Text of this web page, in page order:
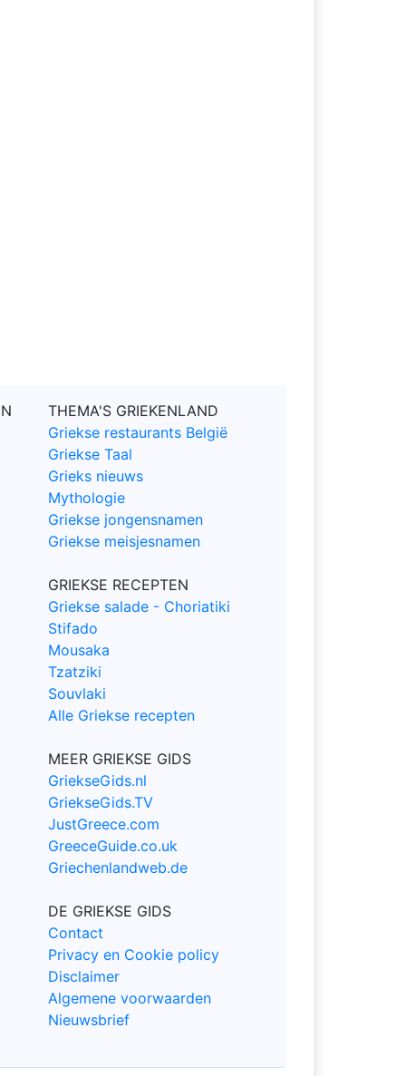
THEMA'S GRIEKENLAND
Griekse restaurants België
Griekse Taal
Grieks nieuws
Mythologie
Griekse jongensnamen
Griekse meisjesnamen
GRIEKSE RECEPTEN
Griekse salade - Choriatiki
Stifado
Mousaka
Tzatziki
Souvlaki
Alle Griekse recepten
MEER GRIEKSE GIDS
GriekseGids.nl
GriekseGids.TV
JustGreece.com
GreeceGuide.co.uk
Griechenlandweb.de
DE GRIEKSE GIDS
Contact
Privacy en Cookie policy
Disclaimer
Algemene voorwaarden
Nieuwsbrief